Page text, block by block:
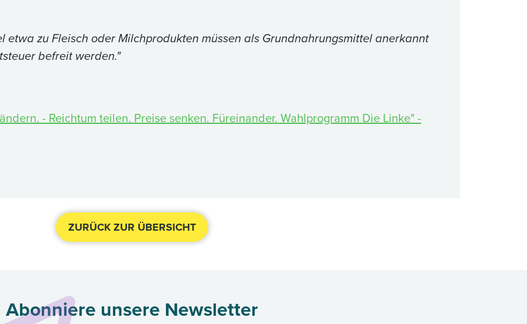
zu Fleisch oder Milchprodukten müssen als Grundnahrungsmittel anerkannt
befreit werden."
- Reichtum teilen. Preise senken. Füreinander. Wahlprogramm Die Linke" -
ZURÜCK ZUR ÜBERSICHT
Abonniere unsere Newsletter